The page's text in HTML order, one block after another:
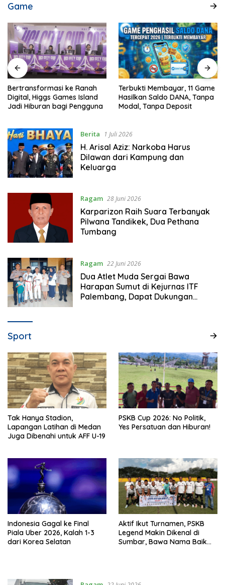
Game
Bertransformasi ke Ranah
Digital, Higgs Games Island
Jadi Hiburan bagi Pengguna
Terbukti Membayar, 11 Game
Hasilkan Saldo DANA, Tanpa
Modal, Tanpa Deposit
Berita 1 Juli 2026
H. Arisal Aziz: Narkoba Harus
Dilawan dari Kampung dan
Keluarga
Ragam 28 Juni 2026
Karparizon Raih Suara Terbanyak
Pilwana Tandikek, Dua Pethana
Tumbang
Ragam 22 Juni 2026
Dua Atlet Muda Sergai Bawa
Harapan Sumut di Kejurnas ITF
Palembang, Dapat Dukungan
Sport
Tak Hanya Stadion,
Lapangan Latihan di Medan
Juga Dibenahi untuk AFF U-19
PSKB Cup 2026: No Politik,
Yes Persatuan dan Hiburan!
Indonesia Gagal ke Final
Piala Uber 2026, Kalah 1-3
dari Korea Selatan
Aktif Ikut Turnamen, PSKB
Legend Makin Dikenal di
Sumbar, Bawa Nama Baik